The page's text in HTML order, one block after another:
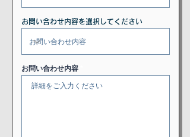
お問い合わせ内容を選択してください
お問い合わせ内容